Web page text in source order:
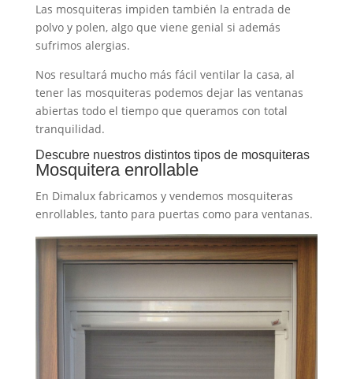
Las mosquiteras impiden también la entrada de
polvo y polen, algo que viene genial si además
sufrimos alergias.
Nos resultará mucho más fácil ventilar la casa, al
tener las mosquiteras podemos dejar las ventanas
abiertas todo el tiempo que queramos con total
tranquilidad.
Descubre nuestros distintos tipos de mosquiteras
Mosquitera enrollable
En Dimalux fabricamos y vendemos mosquiteras
enrollables, tanto para puertas como para ventanas.